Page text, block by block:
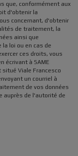
que, conformément aux
d'obtenir la
concernant, d'obtenir
de traitement, la
ainsi que
loi ou en cas de
ces droits, vous
écrivant à SAME
situé Viale Francesco
un courriel à
de vos données
auprès de l'autorité de